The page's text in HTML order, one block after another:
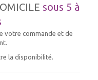
sous 5 à
votre commande et de
la disponibilité.